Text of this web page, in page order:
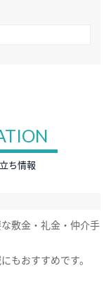
ち情報
敷金・礼金・仲介手
もおすすめです。